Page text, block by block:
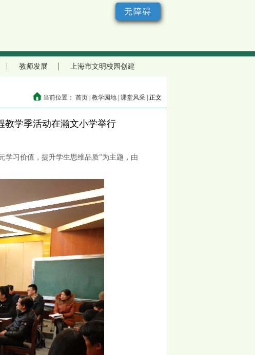
无障碍
教师发展 上海市文明校园创建
当前位置： 首页 | 教学园地 | 课堂风采 | 正文
学季活动在瀚文小学举行
学习价值，提升学生思维品质”为主题，由